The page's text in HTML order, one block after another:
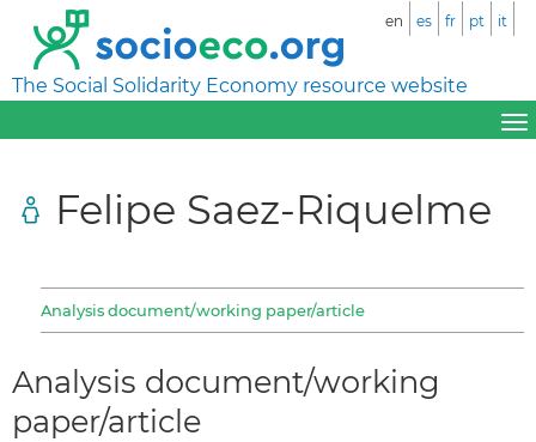
The Social Solidarity Economy resource website
en es fr pt it
Felipe Saez-Riquelme
Analysis document/working paper/article
Analysis document/working
paper/article